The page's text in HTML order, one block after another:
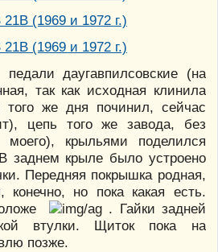
даугавпилсовские (на
так как исходная клинила
того же дня починил, сейчас
цепь того же завода, без
моего), крыльями поделился
заднем крыле было устроено
Передняя покрышка родная,
конечно, но пока какая есть.
. Гайки задней
втулки. Щиток пока на
позже.